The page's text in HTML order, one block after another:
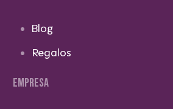
Blog
Regalos
EMPRESA